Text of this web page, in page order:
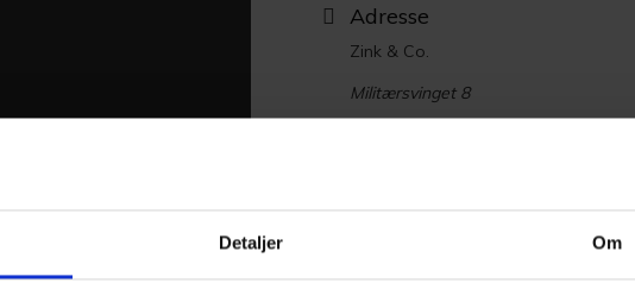
Detaljer Om
Adresse
Zink & Co.
Militærsvinget 8
Åbningstider
Mandag – Torsdag: 07:00 – 16:00
Fredag: 07:00 – 14:00